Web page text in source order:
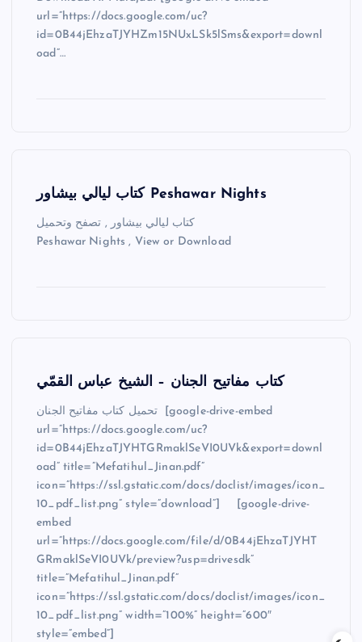
url=”https://docs.google.com/uc?
id=0B44jEhzaTJYHZm15NUxLSk5lSms&export=downl
oad”…
كتاب ليالي بيشاور Peshawar Nights
كتاب ليالي بيشاور , تصفح وتحميل
Peshawar Nights , View or Download
كتاب مفاتيح الجنان – الشيخ عباس القمّي
تحميل كتاب مفاتيح الجنان [google-drive-embed
url=”https://docs.google.com/uc?
id=0B44jEhzaTJYHTGRmaklSeVI0UVk&export=downl
oad” title=”Mefatihul_Jinan.pdf”
icon=”https://ssl.gstatic.com/docs/doclist/images/icon_
10_pdf_list.png” style=”download”] [google-drive-
embed
url=”https://docs.google.com/file/d/0B44jEhzaTJYHT
GRmaklSeVI0UVk/preview?usp=drivesdk”
title=”Mefatihul_Jinan.pdf”
icon=”https://ssl.gstatic.com/docs/doclist/images/icon_
10_pdf_list.png” width=”100%” height=”600″
style=”embed”]